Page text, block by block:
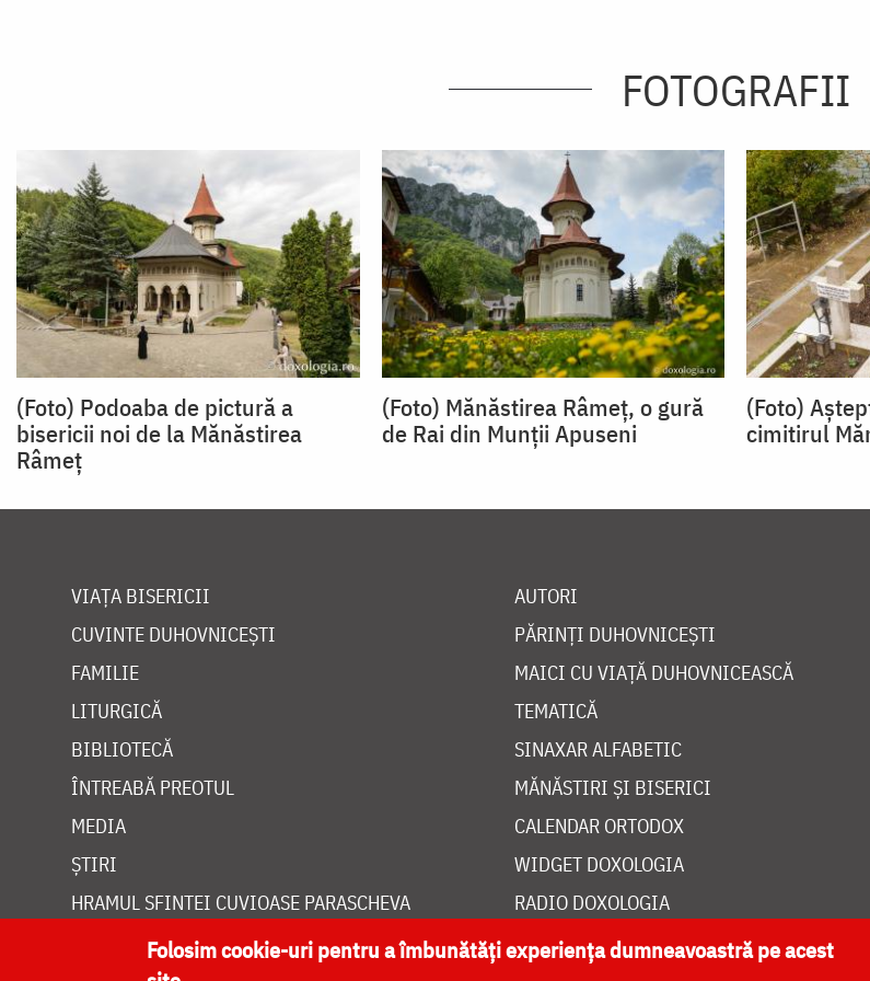
FOTOGRAFII
(Foto) Podoaba de pictură a
bisericii noi de la Mănăstirea
Râmeț
(Foto) Mănăstirea Râmeț, o gură
de Rai din Munții Apuseni
(Foto)
cimitirul
VIAȚA BISERICII
CUVINTE DUHOVNICEȘTI
FAMILIE
LITURGICĂ
BIBLIOTECĂ
ÎNTREABĂ PREOTUL
MEDIA
ȘTIRI
HRAMUL SFINTEI CUVIOASE PARASCHEVA
AUTORI
PĂRINȚI DUHOVNICEȘTI
MAICI CU VIAȚĂ DUHOVNICEASCĂ
TEMATICĂ
SINAXAR ALFABETIC
MĂNĂSTIRI ȘI BISERICI
CALENDAR ORTODOX
WIDGET DOXOLOGIA
RADIO DOXOLOGIA
Folosim cookie-uri pentru a îmbunătăți experiența dumneavoastră pe acest